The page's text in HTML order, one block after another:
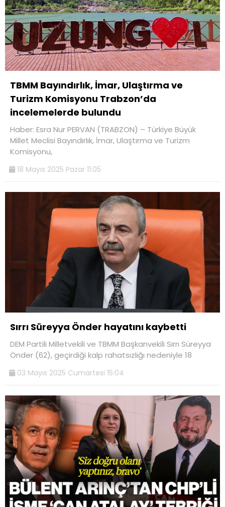
TBMM Bayındırlık, İmar, Ulaştırma ve
Turizm Komisyonu Trabzon’da
incelemelerde bulundu
Haber: Esra Nur PERVAN (TRABZON) – Türkiye Büyük
Millet Meclisi Bayındırlık, İmar, Ulaştırma ve Turizm
Komisyonu,
18 Mayıs 2025 Pazar 11:05
Sırrı Süreyya Önder hayatını kaybetti
DEM Partili Milletvekili ve TBMM Başkanvekili Sırrı Süreyya
Önder (62), geçirdiği kalp rahatsızlığı nedeniyle 18
03 Mayıs 2025 Cumartesi 15:04